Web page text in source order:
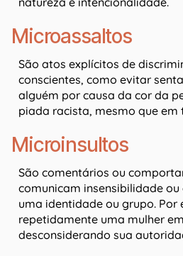
Microassaltos
São atos explícitos de
conscientes, como evitar
alguém por causa da cor da
piada racista, mesmo que em
Microinsultos
São comentários ou
comunicam insensibilidade
uma identidade ou grupo.
repetidamente uma mulher
desconsiderando sua